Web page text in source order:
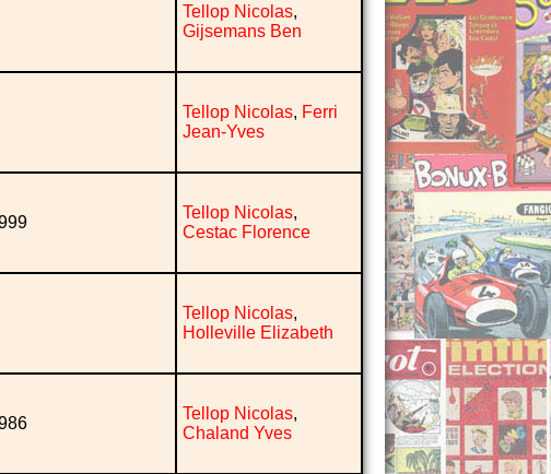
Tellop Nicolas,
Gijsemans Ben
Tellop Nicolas, Ferri
Jean-Yves
Tellop Nicolas,
Cestac Florence
Tellop Nicolas,
Holleville Elizabeth
Tellop Nicolas,
Chaland Yves